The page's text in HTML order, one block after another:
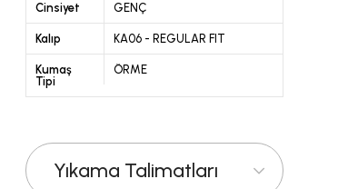
Cinsiyet GENÇ
Kalıp KA06 - REGULAR FIT
Kumaş
Tipi
ÖRME
Yıkama Talimatları